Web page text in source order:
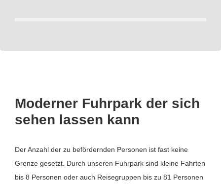
Moderner Fuhrpark der sich
sehen lassen kann
Der Anzahl der zu befördernden Personen ist fast keine
Grenze gesetzt. Durch unseren Fuhrpark sind kleine Fahrten
bis 8 Personen oder auch Reisegruppen bis zu 81 Personen